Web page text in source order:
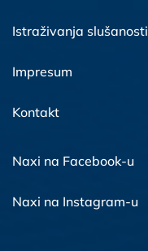
Istraživanja slušanosti
Impresum
Kontakt
Naxi na Facebook-u
Naxi na Instagram-u